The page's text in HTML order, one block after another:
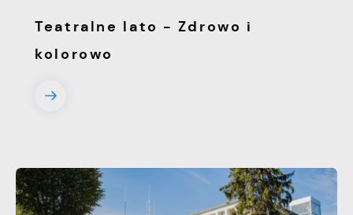
Teatralne lato - Zdrowo i
kolorowo